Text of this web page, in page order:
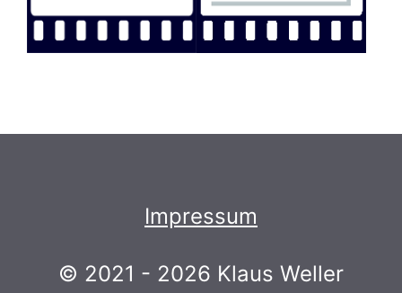
Impressum
© 2021 - 2026 Klaus Weller